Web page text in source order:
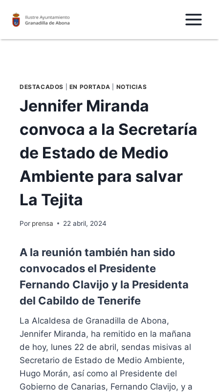
DESTACADOS EN PORTADA NOTICIAS
Jennifer Miranda
convoca a la Secretaría
de Estado de Medio
Ambiente para salvar
La Tejita
Por prensa 22 abril, 2024
A la reunión también han sido
convocados el Presidente
Fernando Clavijo y la Presidenta
del Cabildo de Tenerife
La Alcaldesa de Granadilla de Abona,
Jennifer Miranda, ha remitido en la mañana
de hoy, lunes 22 de abril, sendas misivas al
Secretario de Estado de Medio Ambiente,
Hugo Morán, así como al Presidente del
Gobierno de Canarias, Fernando Clavijo, y a